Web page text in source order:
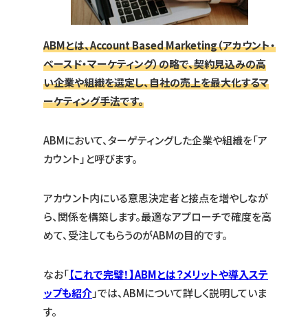
ABMとは、Account Based Marketing（アカウント・
ベースド・マーケティング）の略で、契約見込みの高
い企業や組織を選定し、自社の売上を最大化するマ
ーケティング手法です。
ABMにおいて、ターゲティングした企業や組織を「ア
カウント」と呼びます。
アカウント内にいる意思決定者と接点を増やしなが
ら、関係を構築します。最適なアプローチで確度を高
めて、受注してもらうのがABMの目的です。
なお「【これで完璧！】ABMとは？メリットや導入ステ
ップも紹介」では、ABMについて詳しく説明していま
す。